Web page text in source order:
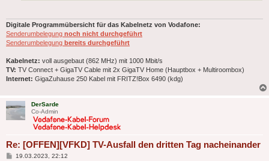
Digitale Programmübersicht für das Kabelnetz von Vodafone:
Senderumbelegung noch nicht durchgeführt
Senderumbelegung bereits durchgeführt
Kabelnetz: voll ausgebaut (862 MHz) mit 1000 Mbit/s
TV: TV Connect + GigaTV Cable mit 2x GigaTV Home (Hauptbox + Multiroombox)
Internet: GigaZuhause 250 Kabel mit FRITZ!Box 6490 (kdg)
DerSarde
Co-Admin
Re: [OFFEN][VFKD] TV-Ausfall den dritten Tag nacheinander
Beitrag
19.03.2023, 22:12